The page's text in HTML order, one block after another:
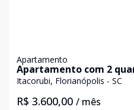
Apartamento
Apartamento com 2
Itacorubi, Florianópolis
Itacorubi, Florianópolis - SC
R$ 3.600,00 / mês